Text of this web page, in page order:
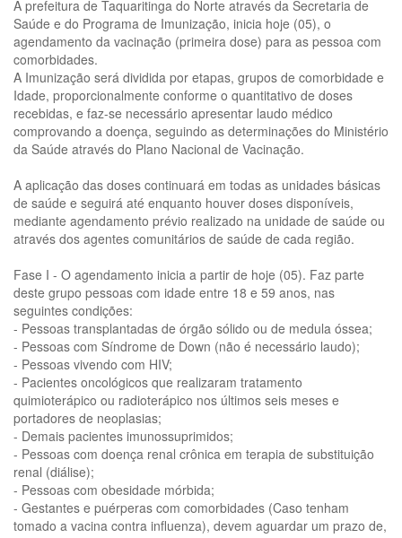
A prefeitura de Taquaritinga do Norte através da Secretaria de
Saúde e do Programa de Imunização, inicia hoje (05), o
agendamento da vacinação (primeira dose) para as pessoa com
comorbidades.
A Imunização será dividida por etapas, grupos de comorbidade e
Idade, proporcionalmente conforme o quantitativo de doses
recebidas, e faz-se necessário apresentar laudo médico
comprovando a doença, seguindo as determinações do Ministério
da Saúde através do Plano Nacional de Vacinação.
A aplicação das doses continuará em todas as unidades básicas
de saúde e seguirá até enquanto houver doses disponíveis,
mediante agendamento prévio realizado na unidade de saúde ou
através dos agentes comunitários de saúde de cada região.
Fase I - O agendamento inicia a partir de hoje (05). Faz parte
deste grupo pessoas com idade entre 18 e 59 anos, nas
seguintes condições:
- Pessoas transplantadas de órgão sólido ou de medula óssea;
- Pessoas com Síndrome de Down (não é necessário laudo);
- Pessoas vivendo com HIV;
- Pacientes oncológicos que realizaram tratamento
quimioterápico ou radioterápico nos últimos seis meses e
portadores de neoplasias;
- Demais pacientes imunossuprimidos;
- Pessoas com doença renal crônica em terapia de substituição
renal (diálise);
- Pessoas com obesidade mórbida;
- Gestantes e puérperas com comorbidades (Caso tenham
tomado a vacina contra influenza), devem aguardar um prazo de,